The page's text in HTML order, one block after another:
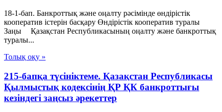
18-1-бап. Банкроттық және оңалту рәсімінде өндірістік
кооператив iстерiн басқару Өндiрiстiк кооператив туралы
Заңы Қазақстан Республикасының оңалту және банкроттық
туралы...
Толық оқу »
215-бапқа түсініктеме. Қазақстан Республикасы
Қылмыстық кодексінің ҚР ҚК банкроттығы
кезіндегі заңсыз әрекеттер